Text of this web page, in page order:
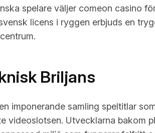
spelare väljer comeon casino
licens i ryggen erbjuds en
Briljans
imponerande samling speltitlar
videoslotsen. Utvecklarna bakom